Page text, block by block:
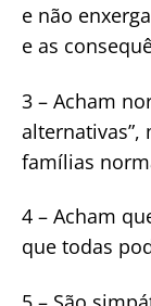
e não
e as
3 – Acham
alternativas”,
famílias
4 – Acham
que todas